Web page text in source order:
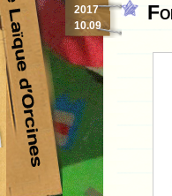
2017
10.09